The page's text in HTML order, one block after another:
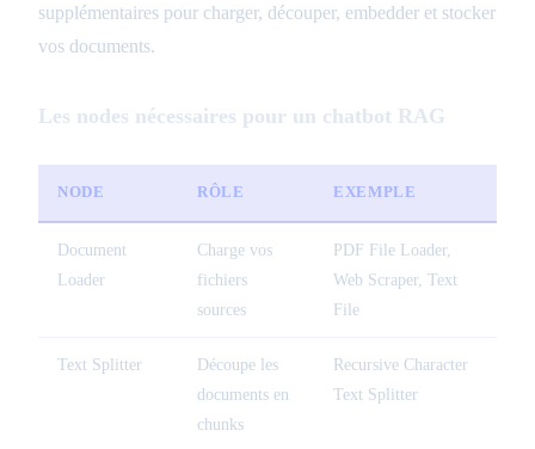
supplémentaires pour charger, découper, embedder et stocker
vos documents.
Les nodes nécessaires pour un chatbot RAG
NODE RÔLE EXEMPLE
Document
Loader
Charge vos
fichiers
sources
PDF File Loader,
Web Scraper, Text
File
Text Splitter
Découpe les
documents en
chunks
Recursive Character
Text Splitter